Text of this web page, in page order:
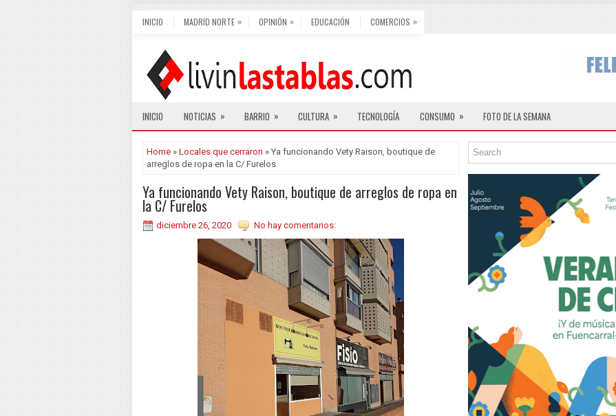
INICIO MADRID NORTE » OPINIÓN » EDUCACIÓN COMERCIOS »
INICIO NOTICIAS » BARRIO » CULTURA » TECNOLOGÍA CONSUMO » FOTO DE LA SEMANA
Home » Locales que cerraron » Ya funcionando Vety Raison, boutique de
arreglos de ropa en la C/ Furelos
Ya funcionando Vety Raison, boutique de arreglos de ropa en
la C/ Furelos
diciembre 26, 2020 No hay comentarios: